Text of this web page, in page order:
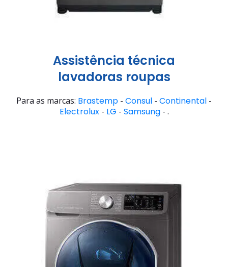
Assistência técnica
lavadoras roupas
Para as marcas: Brastemp - Consul - Continental -
Electrolux- LG - Samsung- .